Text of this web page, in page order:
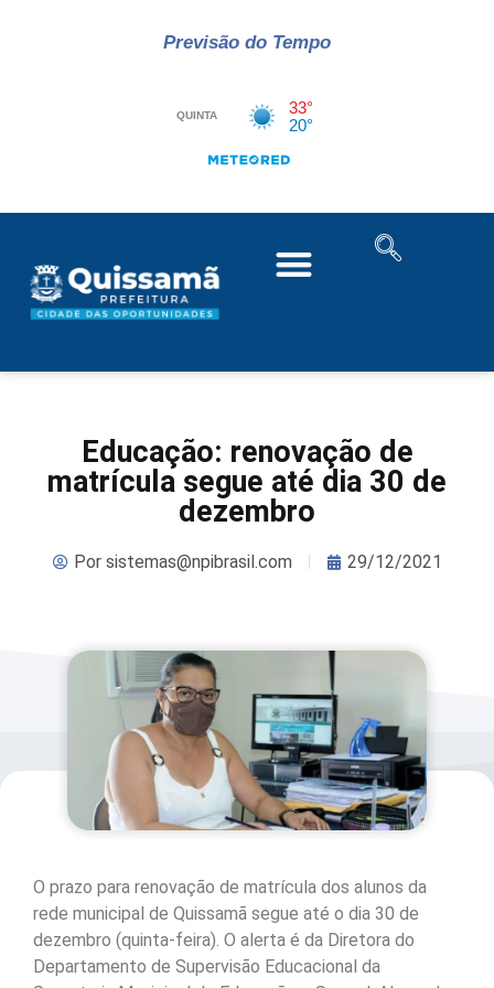
Previsão do Tempo
Educação: renovação de
matrícula segue até dia 30 de
dezembro
Porsistemas@npibrasil.com 29/12/2021
O prazo para renovação de matrícula dos alunos da
rede municipal de Quissamã segue até o dia 30 de
dezembro (quinta-feira). O alerta é da Diretora do
Departamento de Supervisão Educacional da